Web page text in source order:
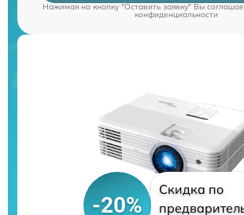
Нажимая на кнопку "Оставить заявку" Вы
конфиденциальности
-20%
Скидка по